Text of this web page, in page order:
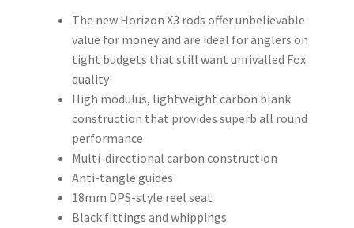
The new Horizon X3 rods offer unbelievable
value for money and are ideal for anglers on
tight budgets that still want unrivalled Fox
quality
High modulus, lightweight carbon blank
construction that provides superb all round
performance
Multi-directional carbon construction
Anti-tangle guides
18mm DPS-style reel seat
Black fittings and whippings